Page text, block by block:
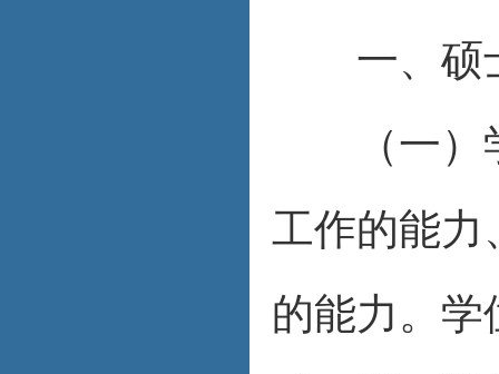
一、硕
（一）学
工作的能力
的能力。学